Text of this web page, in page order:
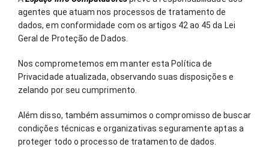
agentes que atuam nos processos de tratamento de
dados, em conformidade com os artigos 42 ao 45 da Lei
Geral de Proteção de Dados.
Nos comprometemos em manter esta Política de
Privacidade atualizada, observando suas disposições e
zelando por seu cumprimento.
Além disso, também assumimos o compromisso de buscar
condições técnicas e organizativas seguramente aptas a
proteger todo o processo de tratamento de dados.